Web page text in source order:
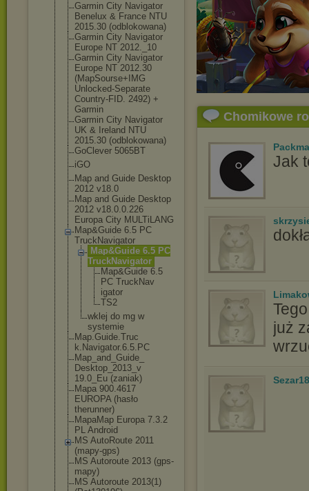
Garmin City Navigator
Benelux & France NTU
2015.30 (odblokowana)
Garmin City Navigator
Europe NT 2012._10
Garmin City Navigator
Europe NT 2012.30
(MapSourse+IMG
Unlocked-Separate
Country-FID. 2492) +
Garmin
Garmin City Navigator
UK & Ireland NTU
2015.30 (odblokowana)
GoClever 5065BT
iGO
Map and Guide Desktop
2012 v18.0
Map and Guide Desktop
2012 v18.0.0.226
Europa City MULTiLANG
Map&Guide 6.5 PC
TruckNavigator
Map&Guide 6.5 PC
TruckNavigator
Map&Guide 6.5
PC TruckNav
igator
TS2
wklej do mg w
systemie
Map.Guide.Truc
k.Navigator.6.5.PC
Map_and_Guide_
Desktop_2013_v
19.0_Eu (zaniak)
Mapa 900.4617
EUROPA (hasło
therunner)
MapaMap Europa 7.3.2
PL Android
MS AutoRoute 2011
(mapy-gps)
MS Autoroute 2013 (gps-
mapy)
MS Autoroute 2013(1)
Chomikowe
Jak
już
Sezar18